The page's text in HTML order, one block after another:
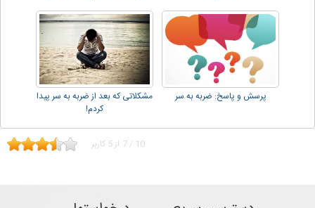
پرسش و پاسخ: ضربه به سر
مشکلاتی که بعد از ضربه به سر پیدا
کردم!
7 / 10 از5 کاربر